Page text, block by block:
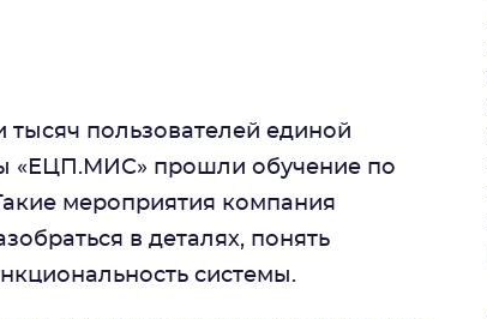
тысяч пользователей единой
«ЕЦП.МИС» прошли обучение по
мероприятия компания
в деталях, понять
системы.